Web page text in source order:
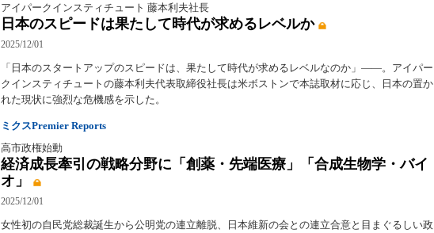
アイパークインスティチュート 藤本利夫社長
日本のスピードは果たして時代が求めるレベルか
2025/12/01
「日本のスタートアップのスピードは、果たして時代が求めるレベルなのか」――。アイパー
クインスティチュートの藤本利夫代表取締役社長は米ボストンで本誌取材に応じ、日本の置か
れた現状に強烈な危機感を示した。
ミクスPremier Reports
高市政権始動
経済成長牽引の戦略分野に「創薬・先端医療」「合成生物学・バイ
オ」
2025/12/01
女性初の自民党総裁誕生から公明党の連立離脱、日本維新の会との連立合意と目まぐるしい政